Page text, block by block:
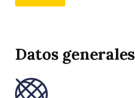
Datos generales